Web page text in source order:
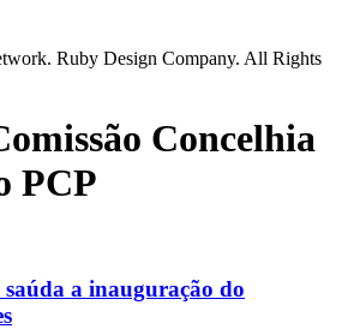
Ruby Design Company. All Rights
Concelhia
PCP
a inauguração do